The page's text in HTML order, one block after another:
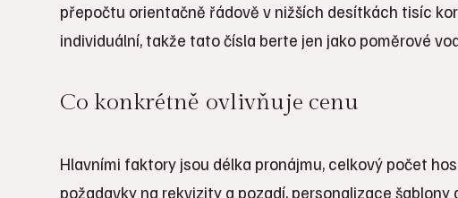
přepočtu orientačně řádově v nižších desítkách tisíc
individuální, takže tato čísla berte jen jako poměrové
Co konkrétně ovlivňuje cenu
Hlavními faktory jsou délka pronájmu, celkový počet
požadavky na rekvizity a pozadí, personalizace